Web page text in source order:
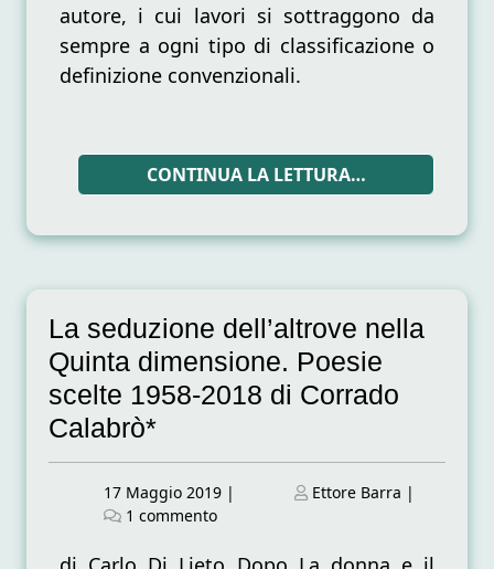
di
Emmanuel
Carrère
autore, i cui lavori si sottraggono da
sempre a ogni tipo di classificazione o
definizione convenzionali.
CONTINUA LA LETTURA…
La seduzione dell’altrove nella
Quinta dimensione. Poesie
scelte 1958-2018 di Corrado
Calabrò*
Posted
on
17 Maggio 2019 |
Posted
Ettore Barra |
1 commentosu
seduzione